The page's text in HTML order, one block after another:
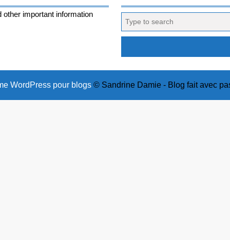
important information
for:
WordPress pour blogs© Sandrine Damie - Blog fait avec